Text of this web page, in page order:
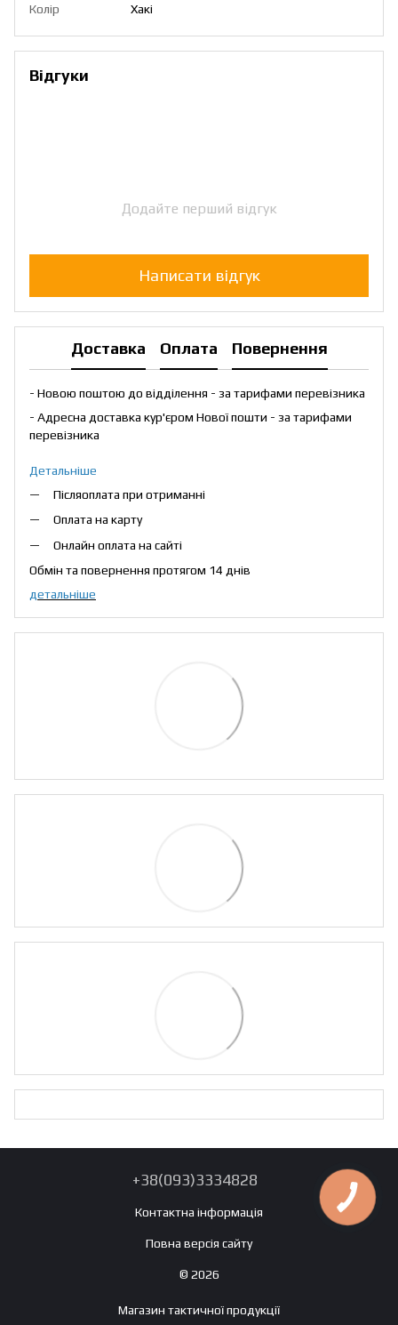
Колір
Хакі
Відгуки
Додайте перший відгук
Написати відгук
Доставка Оплата Повернення
- Новою поштою до відділення - за тарифами перевізника
- Адресна доставка кур'єром Нової пошти - за тарифами
перевізника
Детальніше
Післяоплата при отриманні
Оплата на карту
Онлайн оплата на сайті
Обмін та повернення протягом 14 днів
детальніше
+38(093)3334828
Контактна інформація
Повна версія сайту
© 2026
Магазин тактичної продукції